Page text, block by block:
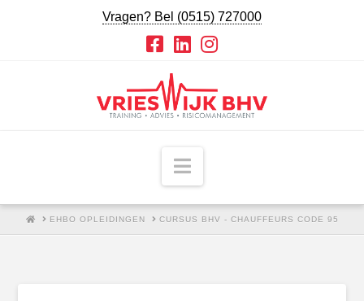
Vragen? Bel (0515) 727000
Navigatie
HOMEEHBO OPLEIDINGEN CURSUS BHV - CHAUFFEURS CODE 95